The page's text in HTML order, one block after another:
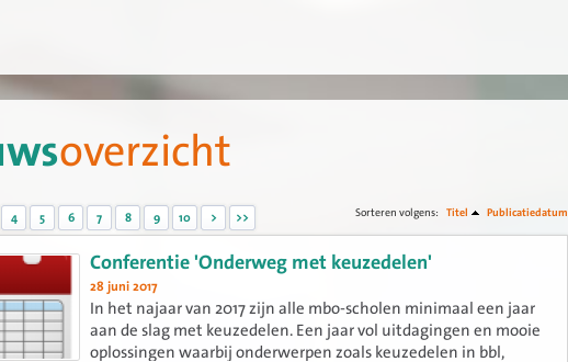
overzicht
4 5 6 7 8 9 10 > >> Sorteren volgens: Titel Publicatiedatum
Conferentie 'Onderweg met keuzedelen'
28 juni 2017
In het najaar van 2017 zijn alle mbo-scholen minimaal een jaar
aan de slag met keuzedelen. Een jaar vol uitdagingen en mooie
oplossingen waarbij onderwerpen zoals keuzedelen in bbl,